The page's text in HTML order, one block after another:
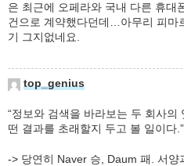
은 최근에 오페라와 국내 다른 휴대
건으로 계약했다던데…아무리 피마
기 그지없네요.
top_genius
“정보와 검색을 바라보는 두 회사의
떤 결과를 초래할지 두고 볼 일이다.”
-> 당연히 Naver 승, Daum 패. 서